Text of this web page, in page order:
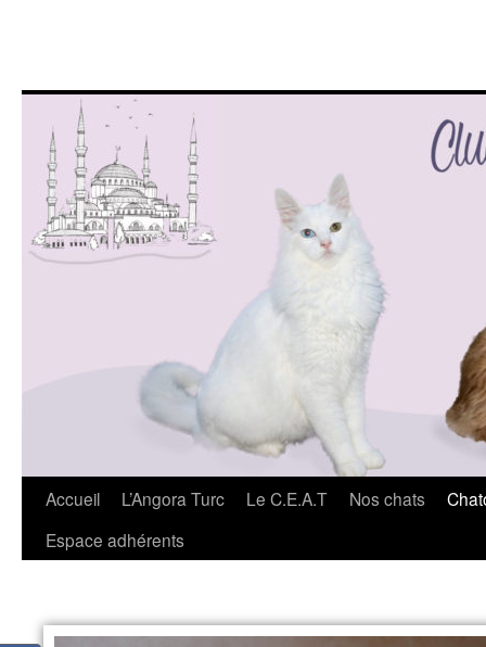
Accueil L’Angora Turc Le C.E.A.T Nos chats
Espace adhérents